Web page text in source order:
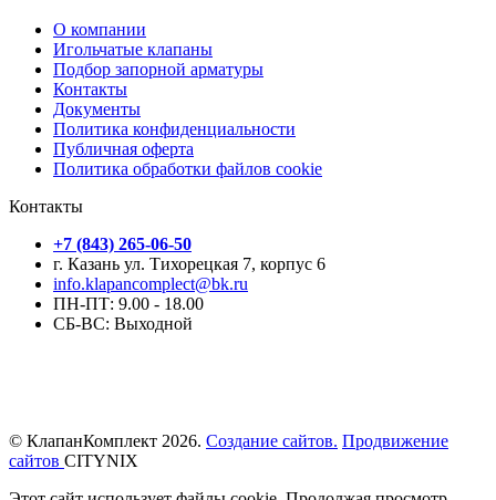
О компании
Игольчатые клапаны
Подбор запорной арматуры
Контакты
Документы
Политика конфиденциальности
Публичная оферта
Политика обработки файлов cookie
Контакты
+7 (843) 265-06-50
г. Казань ул. Тихорецкая 7, корпус 6
info.klapancomplect@bk.ru
ПН-ПТ: 9.00 - 18.00
СБ-ВС: Выходной
© КлапанКомплект 2026. Создание сайтов. Продвижение
сайтов CITYNIX